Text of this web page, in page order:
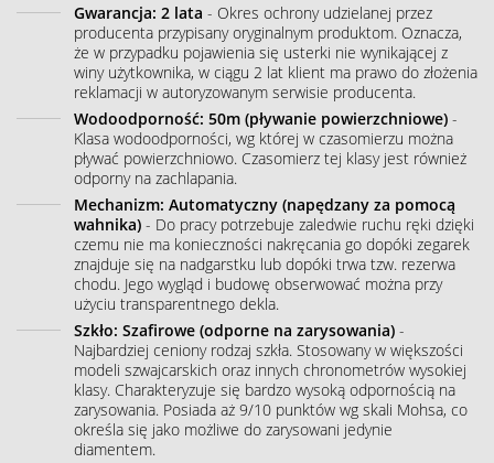
Gwarancja: 2 lata - Okres ochrony udzielanej przez
producenta przypisany oryginalnym produktom. Oznacza,
że w przypadku pojawienia się usterki nie wynikającej z
winy użytkownika, w ciągu 2 lat klient ma prawo do złożenia
reklamacji w autoryzowanym serwisie producenta.
Wodoodporność: 50m (pływanie powierzchniowe) -
Klasa wodoodporności, wg której w czasomierzu można
pływać powierzchniowo. Czasomierz tej klasy jest również
odporny na zachlapania.
Mechanizm: Automatyczny (napędzany za pomocą
wahnika) - Do pracy potrzebuje zaledwie ruchu ręki dzięki
czemu nie ma konieczności nakręcania go dopóki zegarek
znajduje się na nadgarstku lub dopóki trwa tzw. rezerwa
chodu. Jego wygląd i budowę obserwować można przy
użyciu transparentnego dekla.
Szkło: Szafirowe (odporne na zarysowania) -
Najbardziej ceniony rodzaj szkła. Stosowany w większości
modeli szwajcarskich oraz innych chronometrów wysokiej
klasy. Charakteryzuje się bardzo wysoką odpornością na
zarysowania. Posiada aż 9/10 punktów wg skali Mohsa, co
określa się jako możliwe do zarysowani jedynie
diamentem.